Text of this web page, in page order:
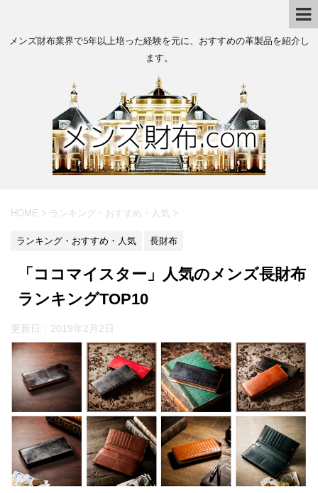
メンズ財布業界で5年以上培った経験を元に、おすすめの革製品を紹介し
ます。
HOME > ランキング・おすすめ・人気 >
ランキング・おすすめ・人気 長財布
「ココマイスター」人気のメンズ長財布
ランキングTOP10
更新日： 2019年2月2日